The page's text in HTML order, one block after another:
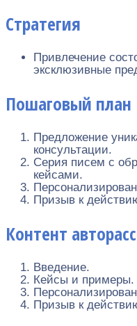
Стратегия
Привлечение
эксклюзивные
Пошаговый план
Предложение
консультации.
Серия писем с
кейсами.
Призыв к
Контент
Введение.
Кейсы и примеры.
Призыв к